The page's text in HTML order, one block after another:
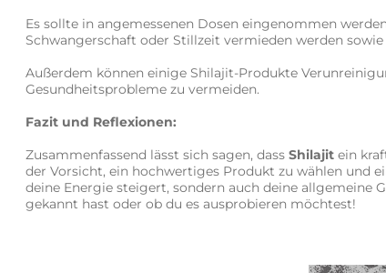
Es sollte in angemessenen Dosen eingenommen
Schwangerschaft oder Stillzeit vermieden werden
Außerdem können einige Shilajit-Produkte
Gesundheitsprobleme zu vermeiden.
Fazit und Reflexionen:
Zusammenfassend lässt sich sagen, dass Shilajit ein
der Vorsicht, ein hochwertiges Produkt zu wählen und
deine Energie steigert, sondern auch deine allgemeine
gekannt hast oder ob du es ausprobieren möchtest!